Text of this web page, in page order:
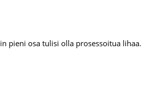
pieni osa tulisi olla prosessoitua lihaa.